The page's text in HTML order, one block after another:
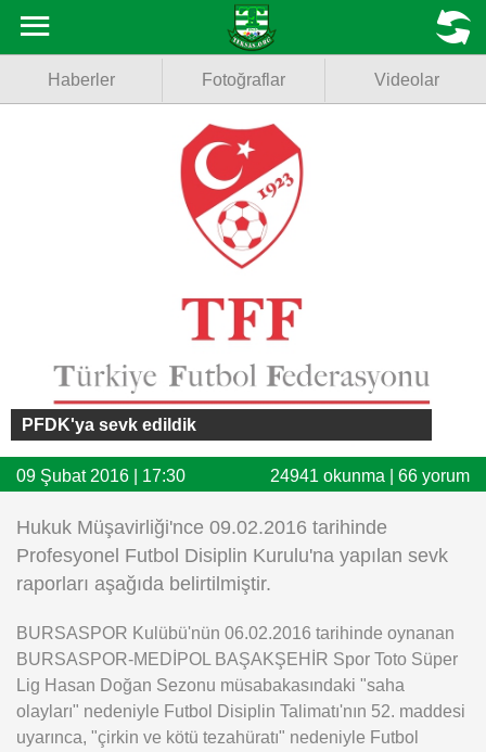
Fotoğraflar
Puan Durumu
Fikstür
Facebook
Twitter
Instagram
Android
iOS
MENU
Haberler Fotoğraflar Videolar
PFDK'ya sevk edildik
09 Şubat 2016 | 17:30 24941 okunma | 66 yorum
Hukuk Müşavirliği'nce 09.02.2016 tarihinde
Profesyonel Futbol Disiplin Kurulu'na yapılan sevk
raporları aşağıda belirtilmiştir.
BURSASPOR Kulübü'nün 06.02.2016 tarihinde oynanan
BURSASPOR-MEDİPOL BAŞAKŞEHİR Spor Toto Süper
Lig Hasan Doğan Sezonu müsabakasındaki "saha
olayları" nedeniyle Futbol Disiplin Talimatı'nın 52. maddesi
uyarınca, "çirkin ve kötü tezahüratı" nedeniyle Futbol